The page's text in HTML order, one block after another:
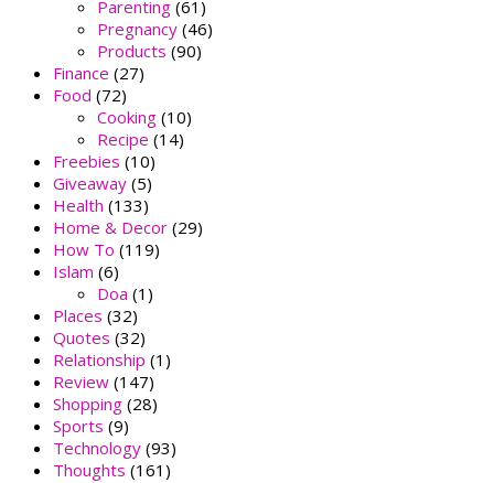
Parenting (61)
Pregnancy (46)
Products (90)
Finance (27)
Food (72)
Cooking (10)
Recipe (14)
Freebies (10)
Giveaway (5)
Health (133)
Home & Decor (29)
How To (119)
Islam (6)
Doa (1)
Places (32)
Quotes (32)
Relationship (1)
Review (147)
Shopping (28)
Sports (9)
Technology (93)
Thoughts (161)